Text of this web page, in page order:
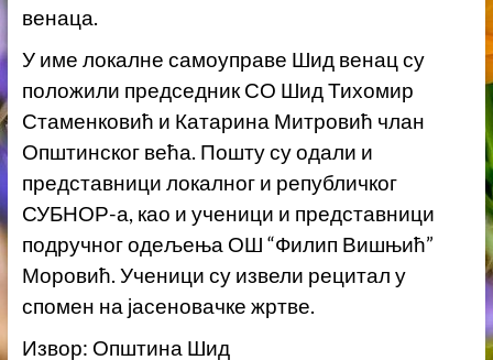
венаца.
У име локалне самоуправе Шид венац су
положили председник СО Шид Тихомир
Стаменковић и Катарина Митровић члан
Општинског већа. Пошту су одали и
представници локалног и републичког
СУБНОР-а, као и ученици и представници
подручног одељења ОШ “Филип Вишњић”
Моровић. Ученици су извели рецитал у
спомен на јасеновачке жртве.
Извор: Општина Шид